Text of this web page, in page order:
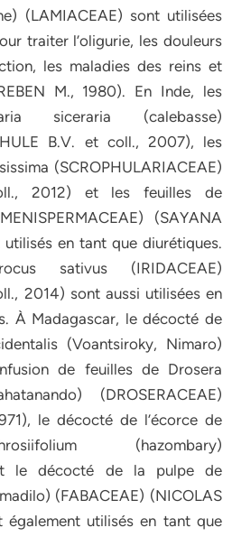
(LAMIACEAE) sont utilisées
traiter l’oligurie, les douleurs
les maladies des reins et
M., 1980). En Inde, les
siceraria (calebasse)
B.V. et coll., 2007), les
(SCROPHULARIACEAE)
2012) et les feuilles de
(SAYANA
en tant que diurétiques.
sativus (IRIDACEAE)
2014) sont aussi utilisées en
À Madagascar, le décocté de
(Voantsiroky, Nimaro)
de feuilles de Drosera
(DROSERACEAE)
le décocté de l’écorce de
(hazombary)
et le décocté de la pulpe de
(FABACEAE) (NICOLAS
utilisés en tant que